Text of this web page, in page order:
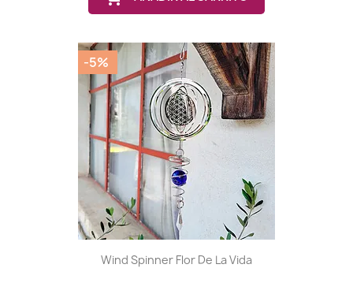
Wind Spinner Flor De La Vida
-5%